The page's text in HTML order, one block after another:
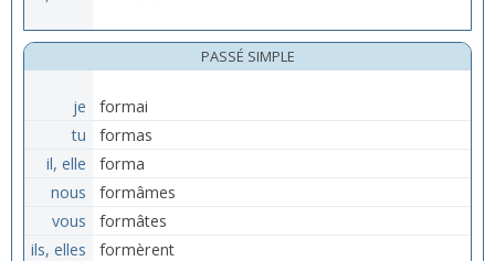
PASSÉ SIMPLE
je
formai
tu
formas
il, elle
forma
nous
formâmes
vous
formâtes
ils, elles
formèrent